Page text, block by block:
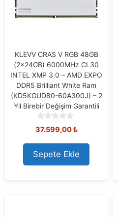
KLEVV CRAS V RGB 48GB
(2x24GB) 6000MHz CL30
INTEL XMP 3.0 – AMD EXPO
DDR5 Brilliant White Ram
(KD5KGUD80-60A300J) – 2
Yıl Birebir Değişim Garantili
0
o
u
t
o
f
37.599,00₺
Sepete Ekle